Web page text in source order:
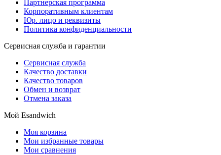
Партнерская программа
Корпоративным клиентам
Юр. лицо и реквизиты
Политика конфиденциальности
Сервисная служба и гарантии
Сервисная служба
Качество доставки
Качество товаров
Обмен и возврат
Отмена заказа
Мой Esandwich
Моя корзина
Мои избранные товары
Мои сравнения